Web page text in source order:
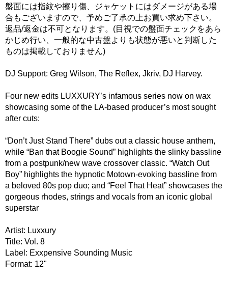
盤面には指紋や擦り傷、ジャケットにはダメージがある場
合もございますので、予めご了承の上お買い求め下さい。
返品/返金は不可となります。(目視での盤面チェックをあら
かじめ行い、一般的な中古盤よりも状態が悪いと判断した
ものは掲載しておりません)
DJ Support: Greg Wilson, The Reflex, Jkriv, DJ Harvey.
Four new edits LUXXURY’s infamous series now on wax
showcasing some of the LA-based producer’s most sought
after cuts:
“Don’t Just Stand There” dubs out a classic house anthem,
while “Ban that Boogie Sound” highlights the slinky bassline
from a postpunk/new wave crossover classic. “Watch Out
Boy” highlights the hypnotic Motown-evoking bassline from
a beloved 80s pop duo; and “Feel That Heat” showcases the
gorgeous rhodes, strings and vocals from an iconic global
superstar
Artist: Luxxury
Title: Vol. 8
Label: Exxpensive Sounding Music
Format: 12"